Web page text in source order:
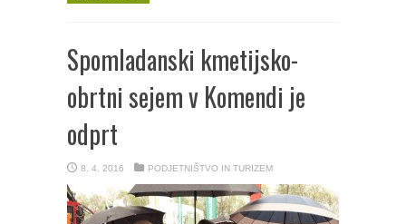
Spomladanski kmetijsko-
obrtni sejem v Komendi je
odprt
8. 4. 2016 PODJETNIŠTVO IN TURIZEM